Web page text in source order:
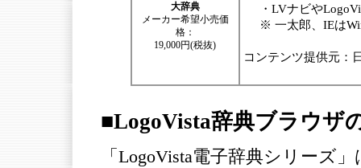
大辞典
メーカー希望小売価
格：
19,000円(税抜)
・LVナビや
※ 一太郎、IEは
コンテンツ提供元：
■LogoVista辞典ブラウザ
「LogoVista電子辞典シリーズ